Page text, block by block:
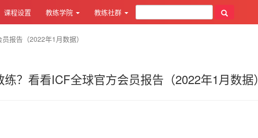
课程设置 教练学院 教练社群
报告（2022年1月数据）
？看看ICF全球官方会员报告（2022年1月数据）